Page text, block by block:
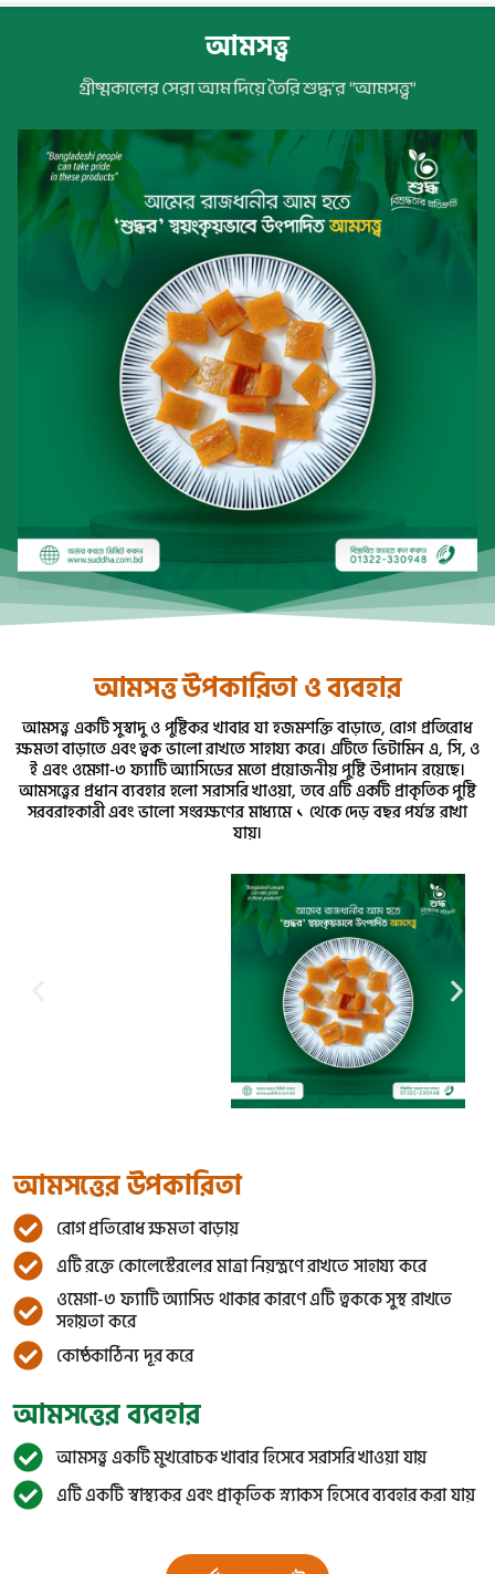
আমসত্ত্ব
গ্রীষ্মকালের সেরা আম দিয়ে তৈরি শুদ্ধ’র "আমসত্ত্ব"
আমসত্ত উপকারিতা ও ব্যবহার
আমসত্ত্ব একটি সুস্বাদু ও পুষ্টিকর খাবার যা হজমশক্তি বাড়াতে, রোগ প্রতিরোধ
ক্ষমতা বাড়াতে এবং ত্বক ভালো রাখতে সাহায্য করে। এটিতে ভিটামিন এ, সি, ও
ই এবং ওমেগা-৩ ফ্যাটি অ্যাসিডের মতো প্রয়োজনীয় পুষ্টি উপাদান রয়েছে।
আমসত্ত্বের প্রধান ব্যবহার হলো সরাসরি খাওয়া, তবে এটি একটি প্রাকৃতিক পুষ্টি
সরবরাহকারী এবং ভালো সংরক্ষণের মাধ্যমে ১ থেকে দেড় বছর পর্যন্ত রাখা
যায়।
আমসত্তের উপকারিতা
রোগ প্রতিরোধ ক্ষমতা বাড়ায়
এটি রক্তে কোলেস্টেরলের মাত্রা নিয়ন্ত্রণে রাখতে সাহায্য করে
ওমেগা-৩ ফ্যাটি অ্যাসিড থাকার কারণে এটি ত্বককে সুস্থ রাখতে
সহায়তা করে
কোষ্ঠকাঠিন্য দূর করে
আমসত্তের ব্যবহার
আমসত্ত্ব একটি মুখরোচক খাবার হিসেবে সরাসরি খাওয়া যায়
এটি একটি স্বাস্থ্যকর এবং প্রাকৃতিক স্ন্যাকস হিসেবে ব্যবহার করা যায়